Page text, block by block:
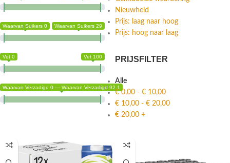
Waarvan Suikers 0 Waarvan Suikers 29
Vet 0 Vet 100
Waarvan Verzadigd 0 — Waarvan Verzadigd 92.1
Nieuwheid
Prijs: laag naar hoog
Prijs: hoog naar laag
PRIJSFILTER
Alle
€0,00 - € 10,00
€ 10,00 - € 20,00
€ 20,00 +